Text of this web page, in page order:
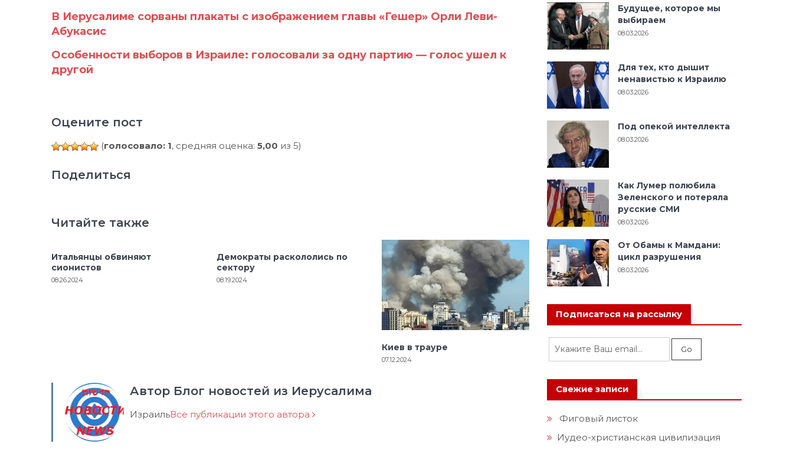
В Иерусалиме сорваны плакаты с изображением главы «Гешер» Орли Леви-
Абукасис
Особенности выборов в Израиле: голосовали за одну партию — голос ушел к
другой
Оцените пост
(голосовало: 1, средняя оценка: 5,00 из 5)
Поделиться
Читайте также
Итальянцы обвиняют
сионистов
08.26.2024
Демократы раскололись по
сектору
08.19.2024
Киев в трауре
07.12.2024
Автор Блог новостей из Иерусалима
ИзраильВсе публикации этого автора
Будущее, которое мы
выбираем
08.03.2026
Для тех, кто дышит
ненавистью к Израилю
08.03.2026
Под опекой интеллекта
08.03.2026
Как Лумер полюбила
Зеленского и потеряла
русские СМИ
08.03.2026
От Обамы к Мамдани:
цикл разрушения
08.03.2026
Подписаться на рассылку
Свежие записи
Фиговый листок
Иудео-христианская цивилизация